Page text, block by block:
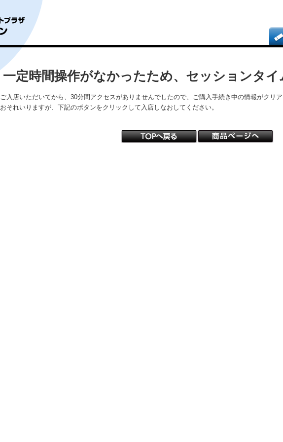
一定時間操作がなかったため、セッションタイ
ご入店いただいてから、30分間アクセスがありませんでしたので、ご購入手続き中の情報がクリア
おそれいりますが、下記のボタンをクリックして入店しなおしてください。